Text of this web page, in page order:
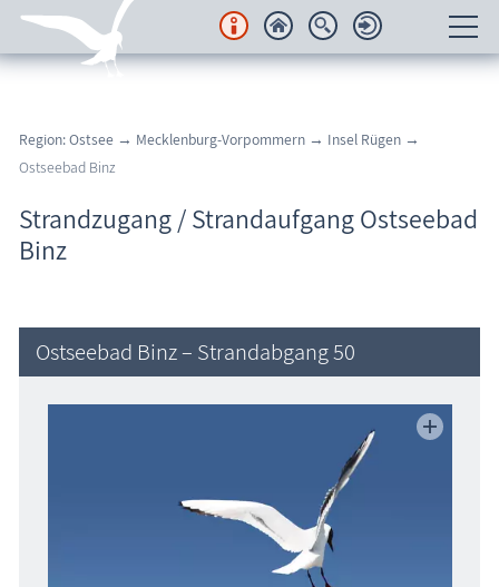
Regionales
Urlaubsorte
Karten
Wissenswertes
Region: Ostsee → Mecklenburg-Vorpommern → Insel Rügen →
Ostseebad Binz
Strandzugang / Strandaufgang Ostseebad
Binz
Ostseebad Binz – Strandabgang 50